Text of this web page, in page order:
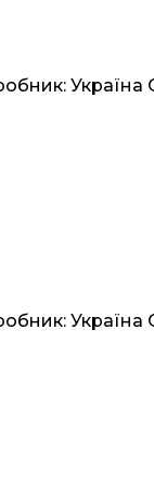
Україна
Україна